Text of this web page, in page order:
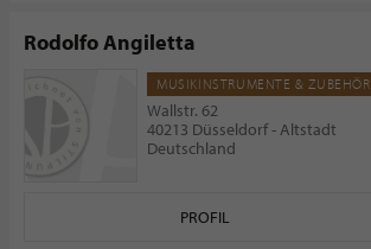
Rodolfo Angiletta
MUSIKINSTRUMENTE & ZUBEHÖR
Wallstr. 62
40213 Düsseldorf - Altstadt
Deutschland
PROFIL